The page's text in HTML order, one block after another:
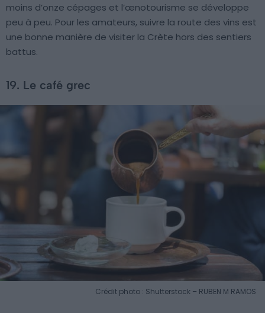
moins d’onze cépages et l’œnotourisme se développe
peu à peu. Pour les amateurs, suivre la route des vins est
une bonne manière de visiter la Crète hors des sentiers
battus.
19. Le café grec
Crédit photo : Shutterstock – RUBEN M RAMOS